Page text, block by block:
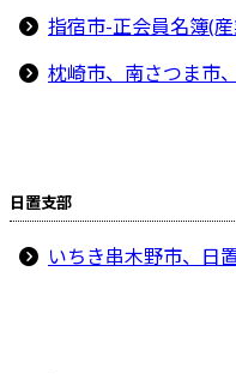
指宿市-正会員名簿(
枕崎市、南さつま市
日置支部
いちき串木野市、日